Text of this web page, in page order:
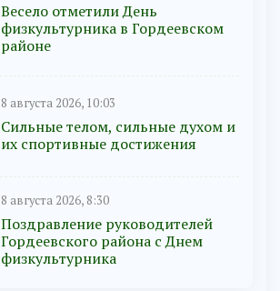
Весело отметили День
физкультурника в Гордеевском
районе
8 августа 2026, 10:03
Сильные телом, сильные духом и
их спортивные достижения
8 августа 2026, 8:30
Поздравление руководителей
Гордеевского района с Днем
физкультурника